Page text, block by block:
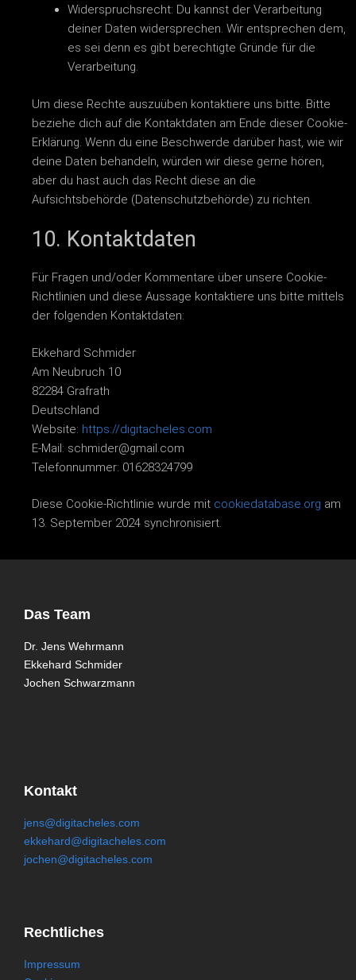
Widerspruchsrecht: Du kannst der Verarbeitung
deiner Daten widersprechen. Wir entsprechen dem,
es sei denn es gibt berechtigte Gründe für die
Verarbeitung.
Um diese Rechte auszuüben kontaktiere uns bitte. Bitte
beziehe dich auf die Kontaktdaten am Ende dieser Cookie-
Erklärung. Wenn du eine Beschwerde darüber hast, wie wir
deine Daten behandeln, würden wir diese gerne hören,
aber du hast auch das Recht diese an die
Aufsichtsbehörde (Datenschutzbehörde) zu richten.
10. Kontaktdaten
Für Fragen und/oder Kommentare über unsere Cookie-
Richtlinien und diese Aussage kontaktiere uns bitte mittels
der folgenden Kontaktdaten:
Ekkehard Schmider
Am Neubruch 10
82284 Grafrath
Deutschland
Website: https://digitacheles.com
E-Mail: schmider@gmail.com
Telefonnummer: 01628324799
Diese Cookie-Richtlinie wurde mit cookiedatabase.org am
13. September 2024 synchronisiert.
Das Team
Dr. Jens Wehrmann
Ekkehard Schmider
Jochen Schwarzmann
Kontakt
jens@digitacheles.com
ekkehard@digitacheles.com
jochen@digitacheles.com
Rechtliches
Impressum